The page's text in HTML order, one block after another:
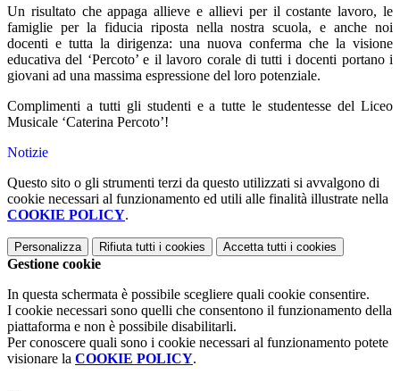
Un risultato che appaga allieve e allievi per il costante lavoro, le
famiglie per la fiducia riposta nella nostra scuola, e anche noi
docenti e tutta la dirigenza: una nuova conferma che la visione
educativa del ‘Percoto’ e il lavoro corale di tutti i docenti portano i
giovani ad una massima espressione del loro potenziale.
Complimenti a tutti gli studenti e a tutte le studentesse del Liceo
Musicale ‘Caterina Percoto’!
Notizie
Questo sito o gli strumenti terzi da questo utilizzati si avvalgono di
cookie necessari al funzionamento ed utili alle finalità illustrate nella
COOKIE POLICY.
Personalizza Rifiuta tutti i cookies Accetta tutti i cookies
Gestione cookie
In questa schermata è possibile scegliere quali cookie consentire.
I cookie necessari sono quelli che consentono il funzionamento della
piattaforma e non è possibile disabilitarli.
Per conoscere quali sono i cookie necessari al funzionamento potete
visionare la COOKIE POLICY.